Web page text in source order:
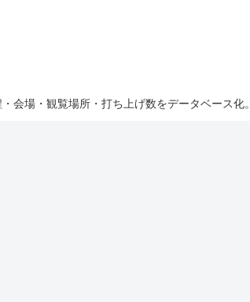
会場・観覧場所・打ち上げ数をデータベース化。